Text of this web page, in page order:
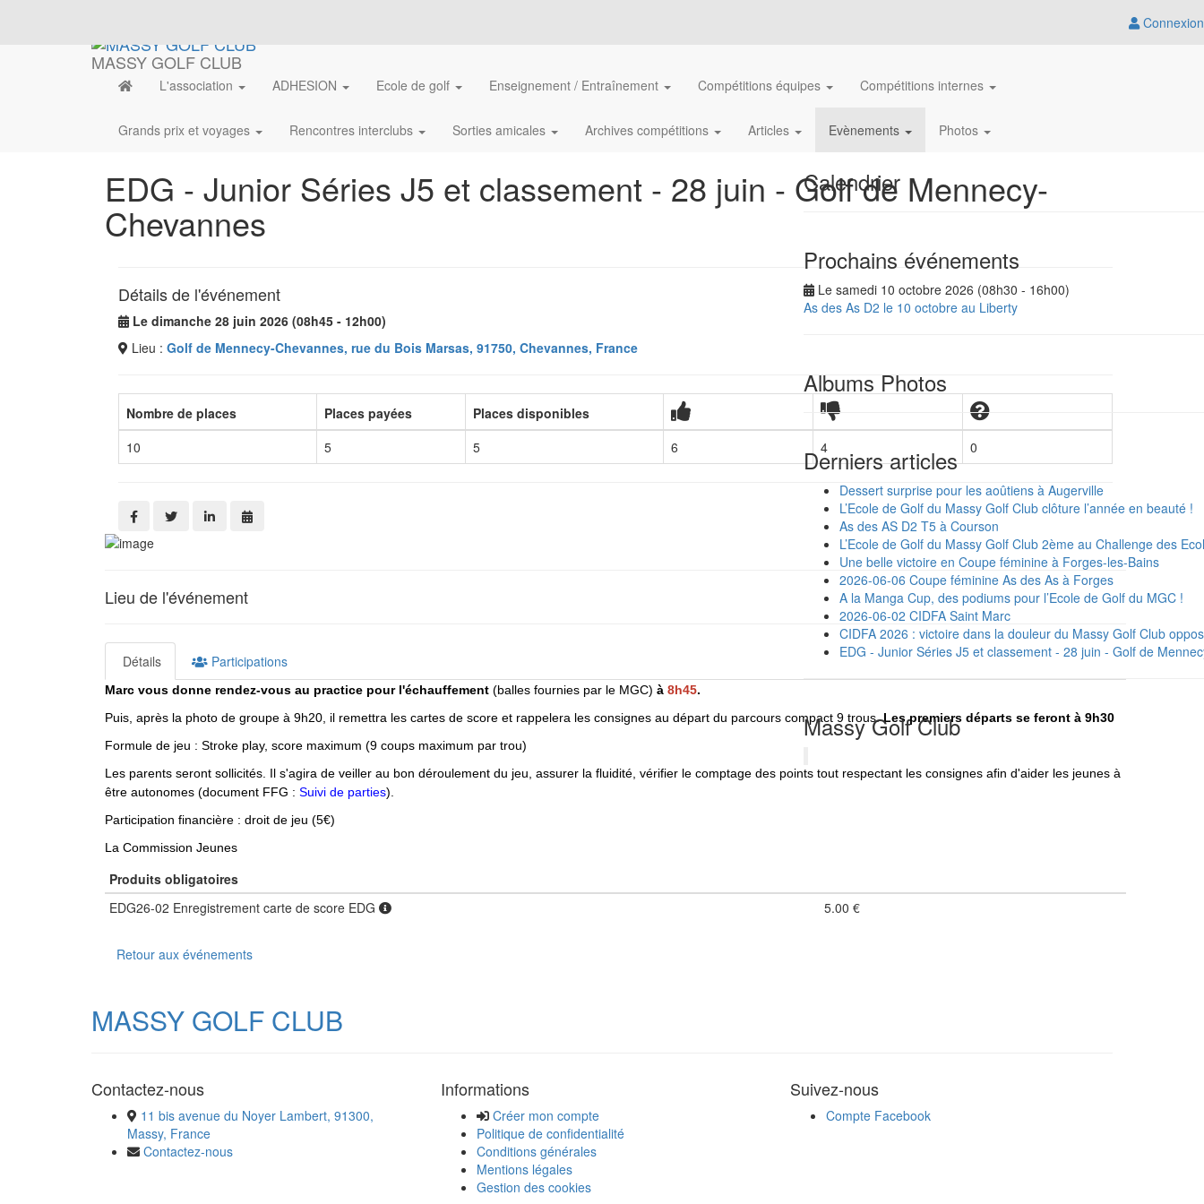
Connexion
MASSY GOLF CLUB
L'association ADHESION Ecole de golf Enseignement / Entraînement Compétitions équipes Compétitions internes
Grands prix et voyages Rencontres interclubs Sorties amicales Archives compétitions Articles Evènements Photos
EDG - Junior Séries J5 et classement - 28 juin - Golf de Mennecy-
Chevannes
Détails de l'événement
Le dimanche 28 juin 2026 (08h45 - 12h00)
Lieu : Golf de Mennecy-Chevannes, rue du Bois Marsas, 91750, Chevannes, France
Nombre de places Places payées
Places disponibles
10
5 5 6 4 0
Lieu de l'événement
Détails Participations
Marc vous donne rendez-vous au practice pour l'échauffement (balles fournies par le MGC) à 8h45.
Puis, après la photo de groupe à 9h20, il remettra les cartes de score et rappelera les consignes au départ du parcours compact 9 trous.Les premiers départs se feront à 9h30
Formule de jeu : Stroke play, score maximum (9 coups maximum par trou)
Les parents seront sollicités. Il s'agira de veiller au bon déroulement du jeu, assurer la fluidité, vérifier le comptage des points tout respectant les consignes afin d'aider les jeunes à
être autonomes (document FFG : Suivi de parties).
Participation financière : droit de jeu (5€)
La Commission Jeunes
Produits obligatoires
EDG26-02 Enregistrement carte de score EDG
5.00 €
Retour aux événements
Calendrier
Prochains événements
Le samedi 10 octobre 2026 (08h30 - 16h00)
As des As D2 le 10 octobre au Liberty
Albums Photos
Derniers articles
Dessert surprise pour les aoûtiens à Augerville
L’Ecole de Golf du Massy Golf Club clôture l’année en beauté !
As des AS D2 T5 à Courson
L’Ecole de Golf du Massy Golf Club 2ème au Challenge des
Une belle victoire en Coupe féminine à Forges-les-Bains
2026-06-06 Coupe féminine As des As à Forges
A la Manga Cup, des podiums pour l’Ecole de Golf du MGC !
2026-06-02 CIDFA Saint Marc
CIDFA 2026 : victoire dans la douleur du Massy Golf Club
EDG - Junior Séries J5 et classement - 28 juin - Golf de
Massy Golf Club
MASSY GOLF CLUB
Contactez-nous
11 bis avenue du Noyer Lambert, 91300,
Massy, France
Contactez-nous
Informations
Créer mon compte
Politique de confidentialité
Conditions générales
Mentions légales
Gestion des cookies
Suivez-nous
Compte Facebook